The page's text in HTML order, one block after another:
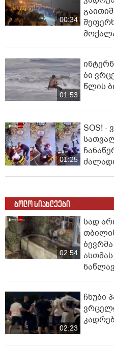
00:34
01:53
ბი
წლის
01:25
SOS! -
ბოლო სიახლეები
02:54
სად
ბევრმა
02:23
ჩხუბი